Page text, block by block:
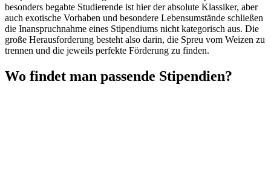
besonders begabte Studierende ist hier der absolute Klassiker, aber
auch exotische Vorhaben und besondere Lebensumstände schließen
die Inanspruchnahme eines Stipendiums nicht kategorisch aus. Die
große Herausforderung besteht also darin, die Spreu vom Weizen zu
trennen und die jeweils perfekte Förderung zu finden.
Wo findet man passende Stipendien?